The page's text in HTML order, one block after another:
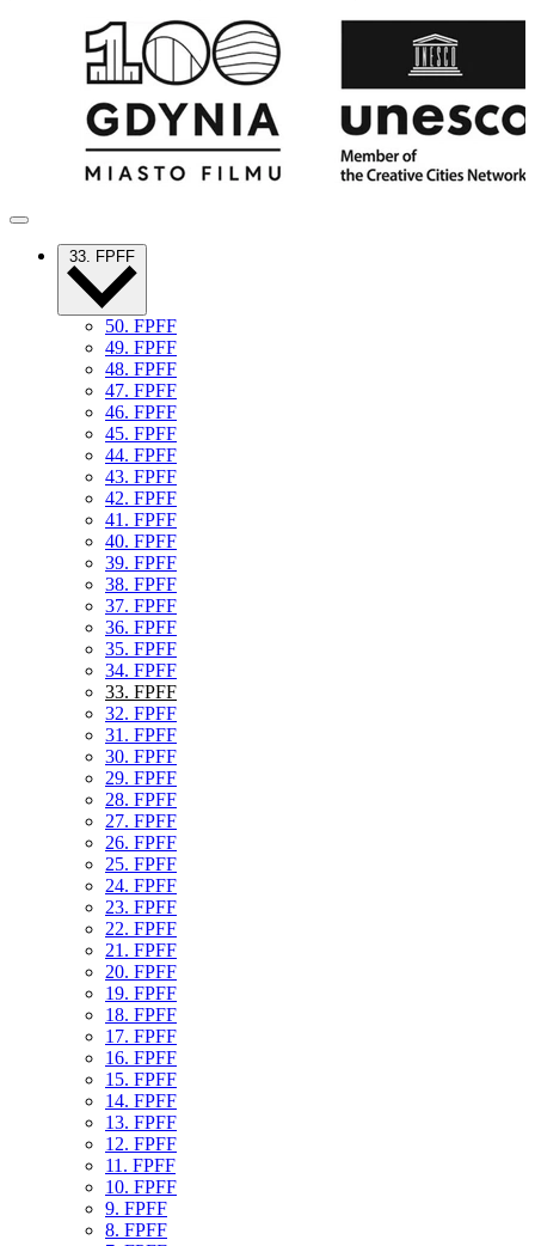
33. FPFF
50. FPFF
49. FPFF
48. FPFF
47. FPFF
46. FPFF
45. FPFF
44. FPFF
43. FPFF
42. FPFF
41. FPFF
40. FPFF
39. FPFF
38. FPFF
37. FPFF
36. FPFF
35. FPFF
34. FPFF
33. FPFF
32. FPFF
31. FPFF
30. FPFF
29. FPFF
28. FPFF
27. FPFF
26. FPFF
25. FPFF
24. FPFF
23. FPFF
22. FPFF
21. FPFF
20. FPFF
19. FPFF
18. FPFF
17. FPFF
16. FPFF
15. FPFF
14. FPFF
13. FPFF
12. FPFF
11. FPFF
10. FPFF
9. FPFF
8. FPFF